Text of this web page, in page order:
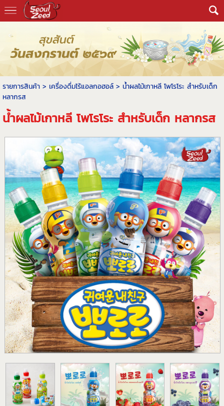
รายการสินค้า> เครื่องดื่มไร้แอลกอฮอล์> น้ำผลไม้เกาหลี โพโรโระ สำหรับเด็ก
หลากรส
น้ำผลไม้เกาหลี โพโรโระ สำหรับเด็ก หลากรส